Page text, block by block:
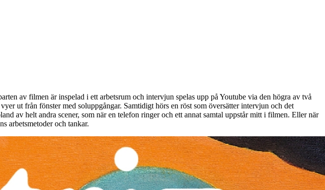
av filmen är inspelad i ett arbetsrum och intervjun spelas upp på Youtube via den högra av två
ut från fönster med soluppgångar. Samtidigt hörs en röst som översätter intervjun och det
av helt andra scener, som när en telefon ringer och ett annat samtal uppstår mitt i filmen. Eller när
arbetsmetoder och tankar.